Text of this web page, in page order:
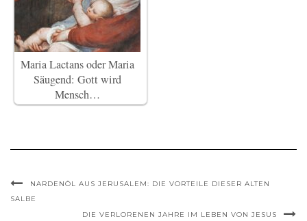
Maria Lactans oder Maria
Säugend: Gott wird
Mensch…
NARDENÖL AUS JERUSALEM: DIE VORTEILE DIESER ALTEN
SALBE
DIE VERLORENEN JAHRE IM LEBEN VON JESUS